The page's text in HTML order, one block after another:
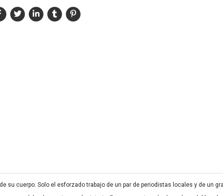
su cuerpo. Solo el esforzado trabajo de un par de periodistas locales y de un